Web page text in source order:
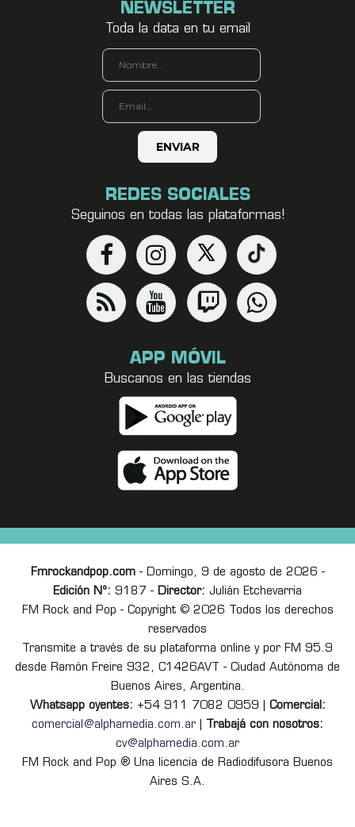
NEWSLETTER
Toda la data en tu email
REDES SOCIALES
Seguinos en todas las plataformas!
APP MÓVIL
Buscanos en las tiendas
Fmrockandpop.com- Domingo, 9 de agosto de 2026 -
Edición Nº: 9187 - Director: Julián Etchevarria
FM Rock and Pop - Copyright © 2026 Todos los derechos
reservados
Transmite a través de su plataforma online y por FM 95.9
desde Ramón Freire 932, C1426AVT - Ciudad Autónoma de
Buenos Aires, Argentina.
Whatsapp oyentes: +54 911 7082 0959 | Comercial:
comercial@alphamedia.com.ar
Trabajá con nosotros:
cv@alphamedia.com.ar
FM Rock and Pop ® Una licencia de Radiodifusora Buenos
Aires S.A.